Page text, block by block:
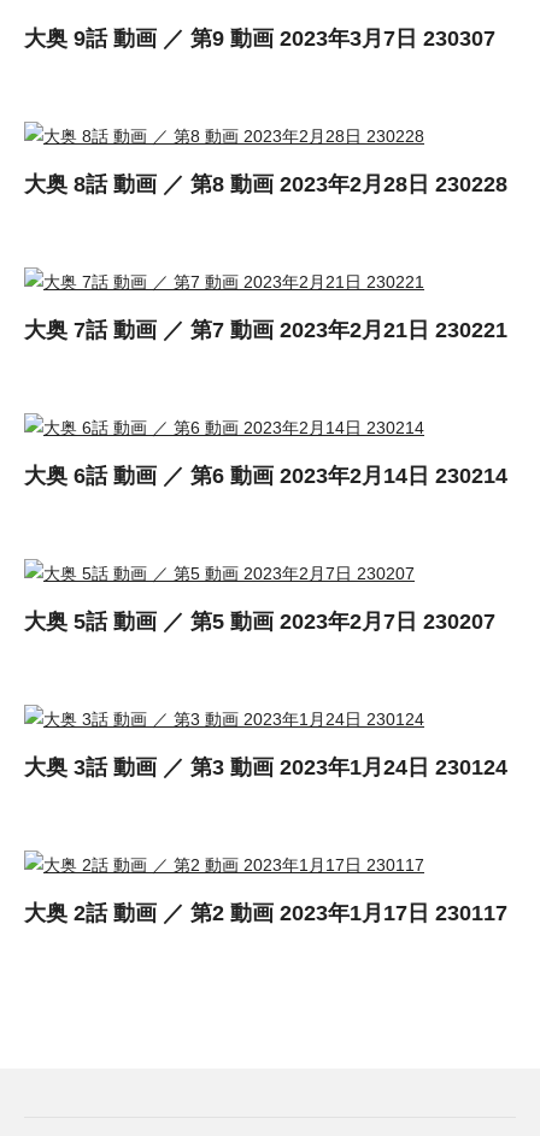
大奥 9話 動画 ／ 第9 動画 2023年3月7日 230307
大奥 8話 動画 ／ 第8 動画 2023年2月28日 230228
大奥 7話 動画 ／ 第7 動画 2023年2月21日 230221
大奥 6話 動画 ／ 第6 動画 2023年2月14日 230214
大奥 5話 動画 ／ 第5 動画 2023年2月7日 230207
大奥 3話 動画 ／ 第3 動画 2023年1月24日 230124
大奥 2話 動画 ／ 第2 動画 2023年1月17日 230117